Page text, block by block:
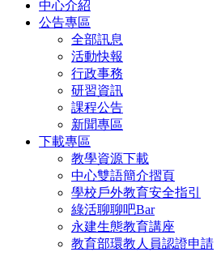
中心介紹
公告專區
全部訊息
活動快報
行政事務
研習資訊
課程公告
新聞專區
下載專區
教學資源下載
中心雙語簡介摺頁
學校戶外教育安全指引
綠活聊聊吧Bar
永建生態教育講座
教育部環教人員認證申請